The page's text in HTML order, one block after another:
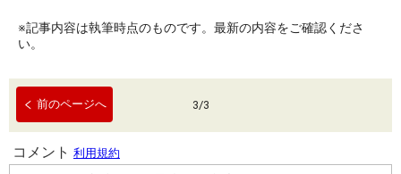
※記事内容は執筆時点のものです。最新の内容をご確認くださ
い。
前のページへ 3/3